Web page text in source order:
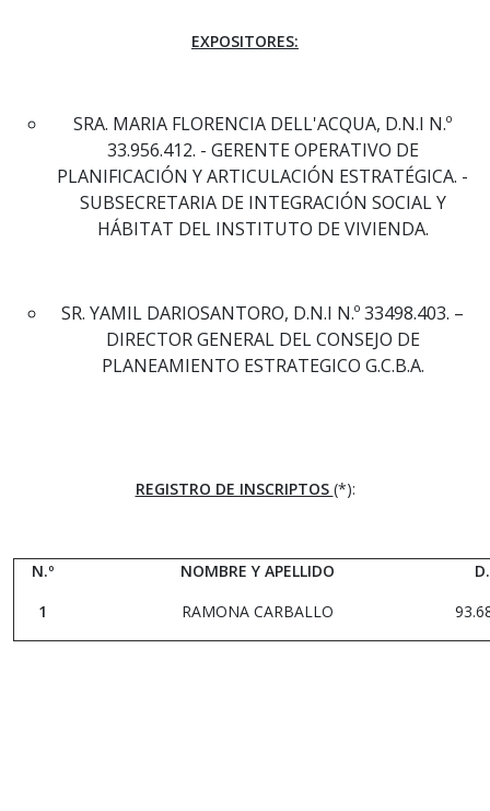
EXPOSITORES:
SRA. MARIA FLORENCIA DELL'ACQUA, D.N.I N.º
33.956.412. - GERENTE OPERATIVO DE
PLANIFICACIÓN Y ARTICULACIÓN ESTRATÉGICA. -
SUBSECRETARIA DE INTEGRACIÓN SOCIAL Y
HÁBITAT DEL INSTITUTO DE VIVIENDA.
SR. YAMIL DARIOSANTORO, D.N.I N.º 33498.403. –
DIRECTOR GENERAL DEL CONSEJO DE
PLANEAMIENTO ESTRATEGICO G.C.B.A.
REGISTRO DE INSCRIPTOS (*):
N.º NOMBRE Y APELLIDO
1
RAMONA CARBALLO